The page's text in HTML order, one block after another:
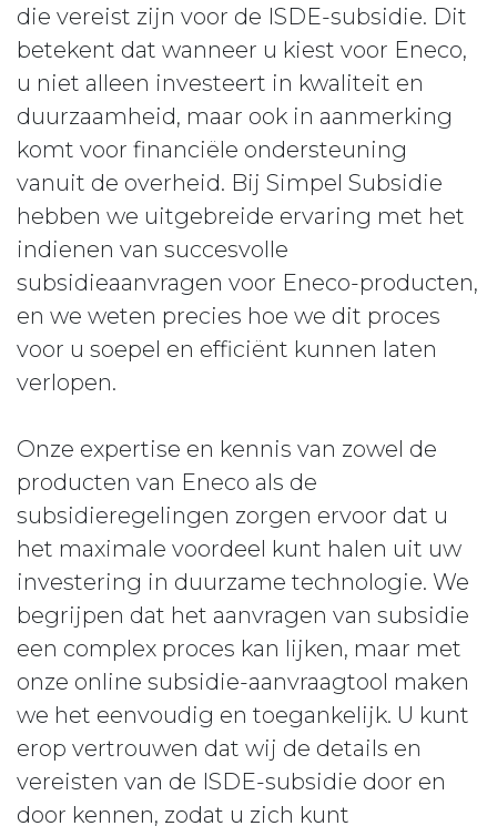
die vereist zijn voor de ISDE-subsidie. Dit
betekent dat wanneer u kiest voor Eneco,
u niet alleen investeert in kwaliteit en
duurzaamheid, maar ook in aanmerking
komt voor financiële ondersteuning
vanuit de overheid. Bij Simpel Subsidie
hebben we uitgebreide ervaring met het
indienen van succesvolle
subsidieaanvragen voor Eneco-producten,
en we weten precies hoe we dit proces
voor u soepel en efficiënt kunnen laten
verlopen.
Onze expertise en kennis van zowel de
producten van Eneco als de
subsidieregelingen zorgen ervoor dat u
het maximale voordeel kunt halen uit uw
investering in duurzame technologie. We
begrijpen dat het aanvragen van subsidie
een complex proces kan lijken, maar met
onze online subsidie-aanvraagtool maken
we het eenvoudig en toegankelijk. U kunt
erop vertrouwen dat wij de details en
vereisten van de ISDE-subsidie door en
door kennen, zodat u zich kunt